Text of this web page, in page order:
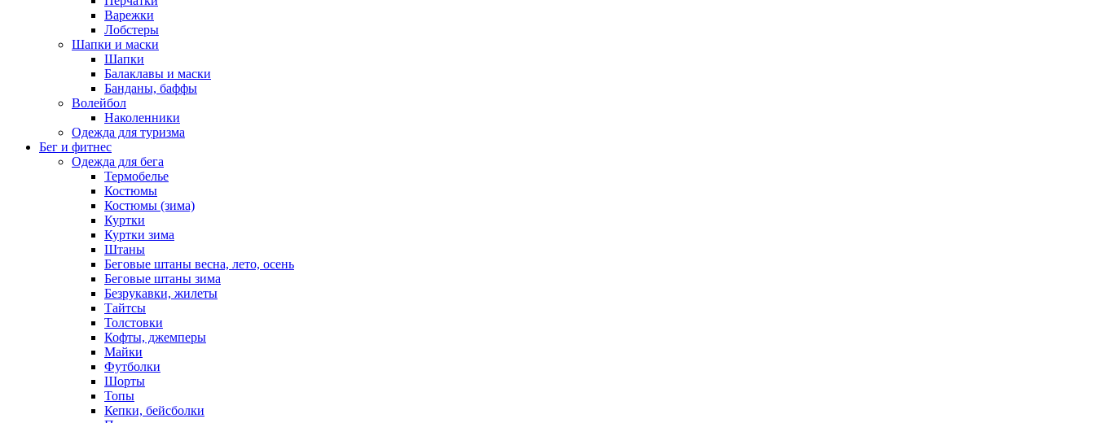
Варежки
Лобстеры
Шапки и маски
Шапки
Балаклавы и маски
Банданы, баффы
Волейбол
Наколенники
Одежда для туризма
Бег и фитнес
Одежда для бега
Термобелье
Костюмы
Костюмы (зима)
Куртки
Куртки зима
Штаны
Беговые штаны весна, лето, осень
Беговые штаны зима
Безрукавки, жилеты
Тайтсы
Толстовки
Кофты, джемперы
Майки
Футболки
Шорты
Топы
Кепки, бейсболки